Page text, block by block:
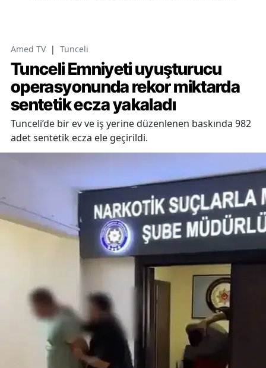
Amed TV | Tunceli
Tunceli Emniyeti uyuşturucu
operasyonunda rekor miktarda
sentetik ecza yakaladı
Tunceli’de bir ev ve iş yerine düzenlenen baskında 982
adet sentetik ecza ele geçirildi.